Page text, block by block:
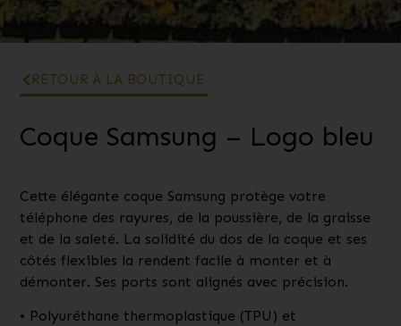
RETOUR À LA BOUTIQUE
Coque Samsung – Logo bleu
Cette élégante coque Samsung protège votre
téléphone des rayures, de la poussière, de la graisse
et de la saleté. La solidité du dos de la coque et ses
côtés flexibles la rendent facile à monter et à
démonter. Ses ports sont alignés avec précision.
• Polyuréthane thermoplastique (TPU) et